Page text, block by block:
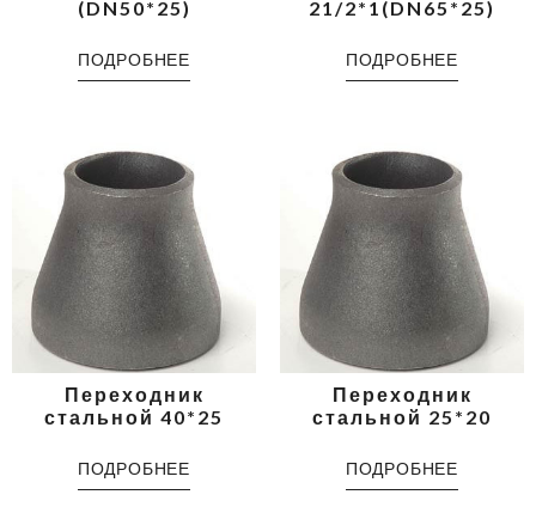
(DN50*25)
ПОДРОБНЕЕ
21/2*1(DN65*25)
ПОДРОБНЕЕ
Переходник
стальной 40*25
ПОДРОБНЕЕ
Переходник
стальной 25*20
ПОДРОБНЕЕ